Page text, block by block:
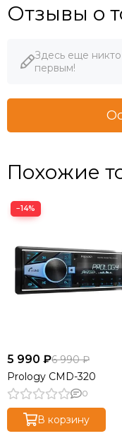
Отзывы о
Здесь еще никто
первым!
Похожие
−14%
5 990 ₽6 990 ₽
Prology CMD-320
0
В корзину